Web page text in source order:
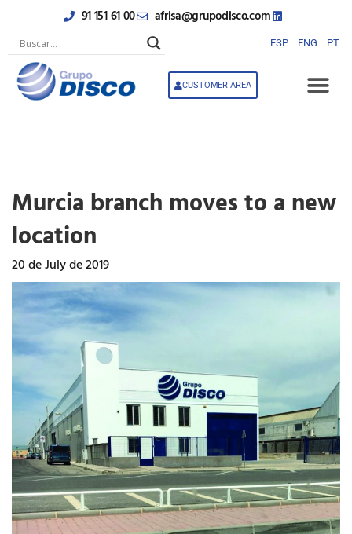
content
91 151 61 00 afrisa@grupodisco.com
ESP ENG PT
CUSTOMER AREA
Murcia branch moves to a new
location
20 de July de 2019